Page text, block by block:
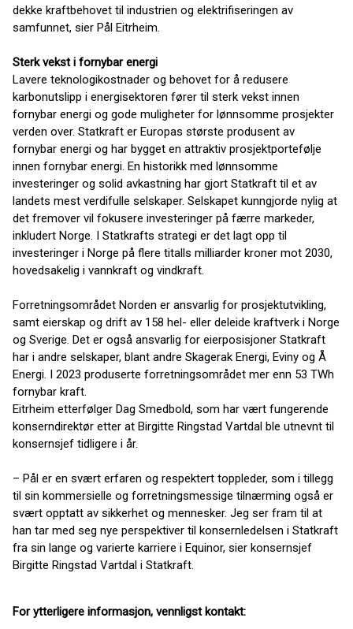
dekke kraftbehovet til industrien og elektrifiseringen av
samfunnet, sier Pål Eitrheim.
Sterk vekst i fornybar energi
Lavere teknologikostnader og behovet for å redusere
karbonutslipp i energisektoren fører til sterk vekst innen
fornybar energi og gode muligheter for lønnsomme prosjekter
verden over. Statkraft er Europas største produsent av
fornybar energi og har bygget en attraktiv prosjektportefølje
innen fornybar energi. En historikk med lønnsomme
investeringer og solid avkastning har gjort Statkraft til et av
landets mest verdifulle selskaper. Selskapet kunngjorde nylig at
det fremover vil fokusere investeringer på færre markeder,
inkludert Norge. I Statkrafts strategi er det lagt opp til
investeringer i Norge på flere titalls milliarder kroner mot 2030,
hovedsakelig i vannkraft og vindkraft.
Forretningsområdet Norden er ansvarlig for prosjektutvikling,
samt eierskap og drift av 158 hel- eller deleide kraftverk i Norge
og Sverige. Det er også ansvarlig for eierposisjoner Statkraft
har i andre selskaper, blant andre Skagerak Energi, Eviny og Å
Energi. I 2023 produserte forretningsområdet mer enn 53 TWh
fornybar kraft.
Eitrheim etterfølger Dag Smedbold, som har vært fungerende
konserndirektør etter at Birgitte Ringstad Vartdal ble utnevnt til
konsernsjef tidligere i år.
– Pål er en svært erfaren og respektert toppleder, som i tillegg
til sin kommersielle og forretningsmessige tilnærming også er
svært opptatt av sikkerhet og mennesker. Jeg ser fram til at
han tar med seg nye perspektiver til konsernledelsen i Statkraft
fra sin lange og varierte karriere i Equinor, sier konsernsjef
Birgitte Ringstad Vartdal i Statkraft.
For ytterligere informasjon, vennligst kontakt: